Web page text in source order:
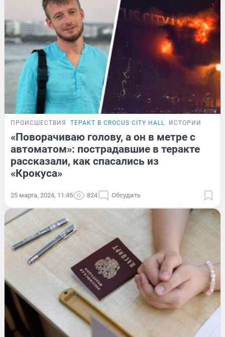
ПРОИСШЕСТВИЯ ТЕРАКТ В CROCUS CITY HALL ИСТОРИИ
«Поворачиваю голову, а он в метре с
автоматом»: пострадавшие в теракте
рассказали, как спасались из
«Крокуса»
25 марта, 2024, 11:45 824 Обсудить